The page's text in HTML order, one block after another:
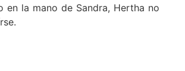
en la mano de Sandra, Hertha no